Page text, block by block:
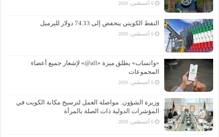
6 أغسطس، 2026
النفط الكويتي ينخفض إلى 74.33 دولار للبرميل
6 أغسطس، 2026
«واتساب» يطلق ميزة «all@» لإشعار جميع أعضاء
المجموعات
6 أغسطس، 2026
وزيرة الشؤون: مواصلة العمل لترسيخ مكانة الكويت في
المؤشرات الدولية ذات الصلة بالمرأة
6 أغسطس، 2026